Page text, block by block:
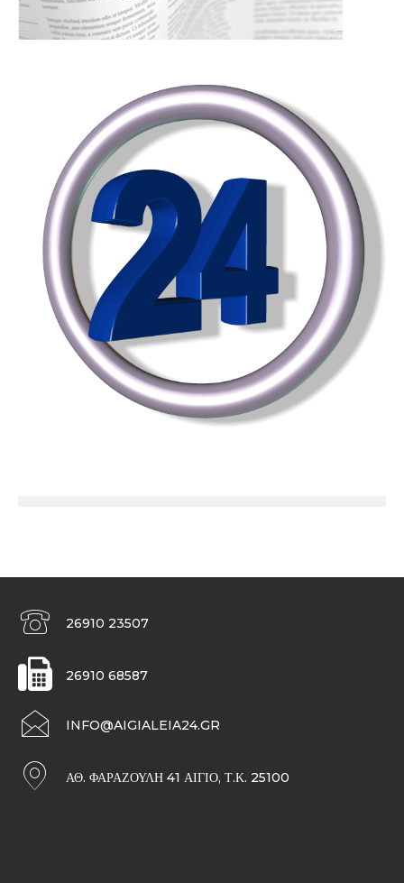
26910 23507
26910 68587
INFO@AIGIALEIA24.GR
ΑΘ. ΦΑΡΑΖΟΥΛΉ 41 ΑΊΓΙΟ, Τ.Κ. 25100